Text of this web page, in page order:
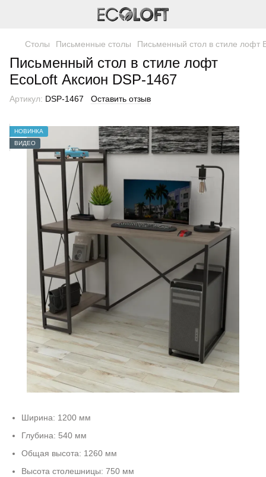
Столы Письменные столы Письменный стол в стиле лофт
Письменный стол в стиле лофт
EcoLoft Аксион DSP-1467
Артикул: DSP-1467 Оставить отзыв
НОВИНКА
ВИДЕО
Ширина: 1200 мм
Глубина: 540 мм
Общая высота: 1260 мм
Высота столешницы: 750 мм